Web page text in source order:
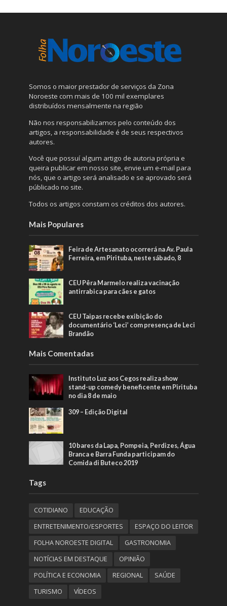
Somos o maior prestador de serviços da Zona
Noroeste com mais de 100 mil exemplares
distribuídos mensalmente na região
Não nos responsabilizamos pelo conteúdo dos
artigos, a responsabilidade é de seus respectivos
autores.
Você que possuí algum artigo de autoria própria e
queira publicar em nosso site, envie um e-mail para
nós, que o artigo será analisado e se aprovado será
públicado no site.
Todos os artigos constam os créditos dos autores.
Mais Populares
Feira de Artesanato ocorrerá na Av. Paula
Ferreira, em Pirituba, neste sábado, 8
CEU Pêra Marmelo realiza vacinação
antirrabica para cães e gatos
CEU Taipas recebe exibição do
documentário ‘Leci’ com presença de Leci
Brandão
Mais Comentadas
Instituto Luz aos Cegos realiza show
stand-up comedy beneficente em Pirituba
no dia 8 de maio
309 – Edição Digital
10 bares da Lapa, Pompeia, Perdizes, Água
Branca e Barra Funda participam do
Comida di Buteco 2019
Tags
COTIDIANO
EDUCAÇÃO
ENTRETENIMENTO/ESPORTES
ESPAÇO DO LEITOR
FOLHA NOROESTE DIGITAL
GASTRONOMIA
NOTÍCIAS EM DESTAQUE
OPINIÃO
POLÍTICA E ECONOMIA
REGIONAL
SAÚDE
TURISMO
VÍDEOS